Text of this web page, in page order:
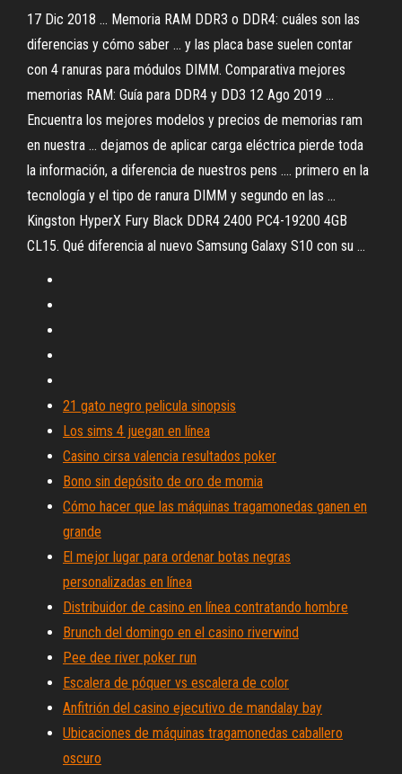
17 Dic 2018 ... Memoria RAM DDR3 o DDR4: cuáles son las
diferencias y cómo saber ... y las placa base suelen contar
con 4 ranuras para módulos DIMM. Comparativa mejores
memorias RAM: Guía para DDR4 y DD3 12 Ago 2019 ...
Encuentra los mejores modelos y precios de memorias ram
en nuestra ... dejamos de aplicar carga eléctrica pierde toda
la información, a diferencia de nuestros pens .... primero en la
tecnología y el tipo de ranura DIMM y segundo en las ...
Kingston HyperX Fury Black DDR4 2400 PC4-19200 4GB
CL15. Qué diferencia al nuevo Samsung Galaxy S10 con su ...
21 gato negro pelicula sinopsis
Los sims 4 juegan en línea
Casino cirsa valencia resultados poker
Bono sin depósito de oro de momia
Cómo hacer que las máquinas tragamonedas ganen en
grande
El mejor lugar para ordenar botas negras
personalizadas en línea
Distribuidor de casino en línea contratando hombre
Brunch del domingo en el casino riverwind
Pee dee river poker run
Escalera de póquer vs escalera de color
Anfitrión del casino ejecutivo de mandalay bay
Ubicaciones de máquinas tragamonedas caballero
oscuro